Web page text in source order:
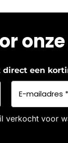
een
verkocht voor